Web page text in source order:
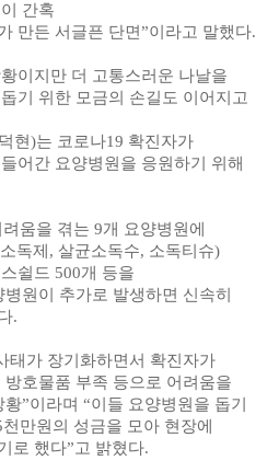
간혹
만든 서글픈 단면”이라고 말했다.
이지만 더 고통스러운 나날을
기 위한 모금의 손길도 이어지고
현)는 코로나19 확진자가
어간 요양병원을 응원하기 위해
려움을 겪는 9개 요양병원에
독제 , 살균소독수, 소독티슈)
쉴드 500개 등을
원이 추가로 발생하면 신속히
.
태가 장기화하면서 확진자가
방호물품 부족 등으로 어려움을
황”이라며 “이들 요양병원을 돕기
천만원의 성금을 모아 현장에
로 했다”고 밝혔다.